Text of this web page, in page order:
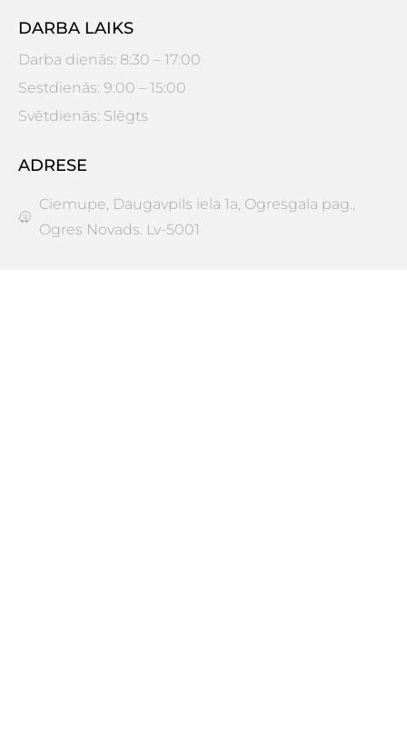
DARBA LAIKS
Darba dienās: 8:30 – 17:00
Sestdienās: 9:00 – 15:00
Svētdienās: Slēgts
ADRESE
Ciemupe, Daugavpils iela 1a, Ogresgala pag.,
Ogres Novads. Lv-5001